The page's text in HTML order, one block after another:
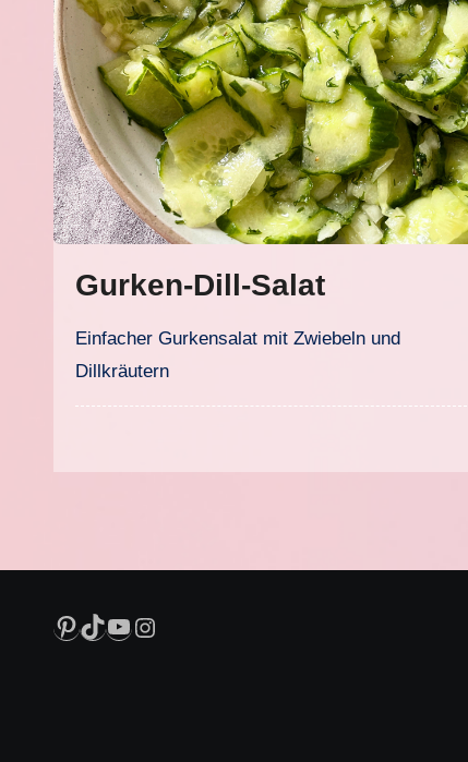
Gurken-Dill-Salat
Einfacher Gurkensalat mit Zwiebeln und
Dillkräutern
Pinterest
TikTok
YouTube
Instagram